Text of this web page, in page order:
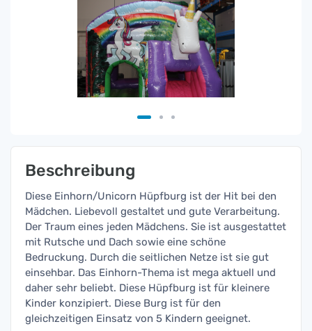
Beschreibung
Diese Einhorn/Unicorn Hüpfburg ist der Hit bei den
Mädchen. Liebevoll gestaltet und gute Verarbeitung.
Der Traum eines jeden Mädchens. Sie ist ausgestattet
mit Rutsche und Dach sowie eine schöne
Bedruckung. Durch die seitlichen Netze ist sie gut
einsehbar. Das Einhorn-Thema ist mega aktuell und
daher sehr beliebt. Diese Hüpfburg ist für kleinere
Kinder konzipiert. Diese Burg ist für den
gleichzeitigen Einsatz von 5 Kindern geeignet.